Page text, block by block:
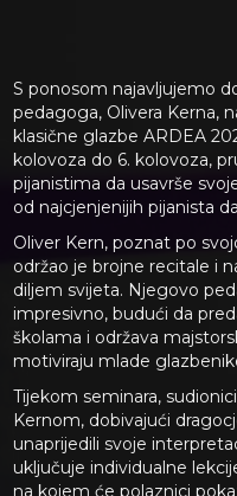
S ponosom najavljujemo
pedagoga, Olivera Kerna,
klasične glazbe ARDEA
kolovoza do 6. kolovoza,
pijanistima da usavrše
od najcjenjenijih pijanista
Oliver Kern, poznat po
održao je brojne recitale i
diljem svijeta. Njegovo
impresivno, budući da
školama i održava
motiviraju mlade
Tijekom seminara,
Kernom, dobivajući
unaprijedili svoje
uključuje individualne
na kojem će polaznici